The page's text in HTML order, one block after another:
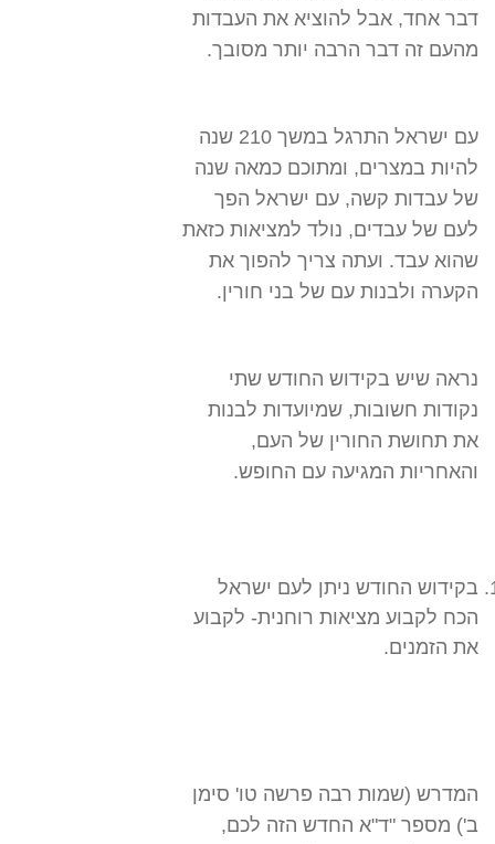
דבר אחד, אבל להוציא את העבדות
מהעם זה דבר הרבה יותר מסובך.
עם ישראל התרגל במשך 210 שנה
להיות במצרים, ומתוכם כמאה שנה
של עבדות קשה, עם ישראל הפך
לעם של עבדים, נולד למציאות כזאת
שהוא עבד. ועתה צריך להפוך את
הקערה ולבנות עם של בני חורין.
נראה שיש בקידוש החודש שתי
נקודות חשובות, שמיועדות לבנות
את תחושת החורין של העם,
והאחריות המגיעה עם החופש.
בקידוש החודש ניתן לעם ישראל
הכח לקבוע מציאות רוחנית- לקבוע
את הזמנים.
המדרש (שמות רבה פרשה טו' סימן
ב') מספר "ד"א החדש הזה לכם,